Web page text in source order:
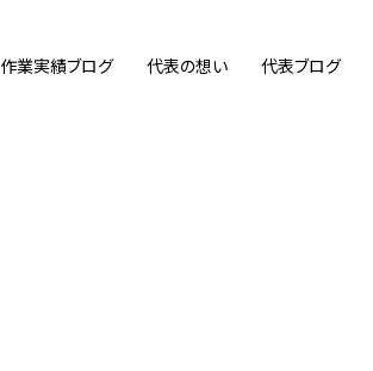
作業実績ブログ 代表の想い 代表ブログ